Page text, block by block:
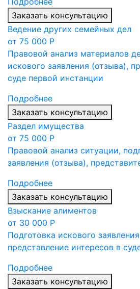
Заказать консультацию
Ведение других семейных дел
от 75 000 Р
Правовой анализ материалов
искового заявления (отзыва),
суде первой инстанции
Подробнее
Заказать консультацию
Раздел имущества
от 75 000 Р
Правовой анализ ситуации,
заявления (отзыва),
Подробнее
Заказать консультацию
Взыскание алиментов
от 30 000 Р
Подготовка искового
представление интересов в
Подробнее
Заказать консультацию